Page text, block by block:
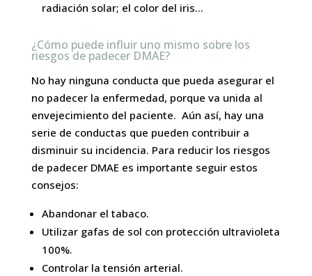
radiación solar; el color del iris…
¿Cómo puede influir uno mismo sobre los
riesgos de padecer DMAE?
No hay ninguna conducta que pueda asegurar el
no padecer la enfermedad, porque va unida al
envejecimiento del paciente. Aún así, hay una
serie de conductas que pueden contribuir a
disminuir su incidencia. Para reducir los riesgos
de padecer DMAE es importante seguir estos
consejos:
Abandonar el tabaco.
Utilizar gafas de sol con protección ultravioleta
100%.
Controlar la tensión arterial.